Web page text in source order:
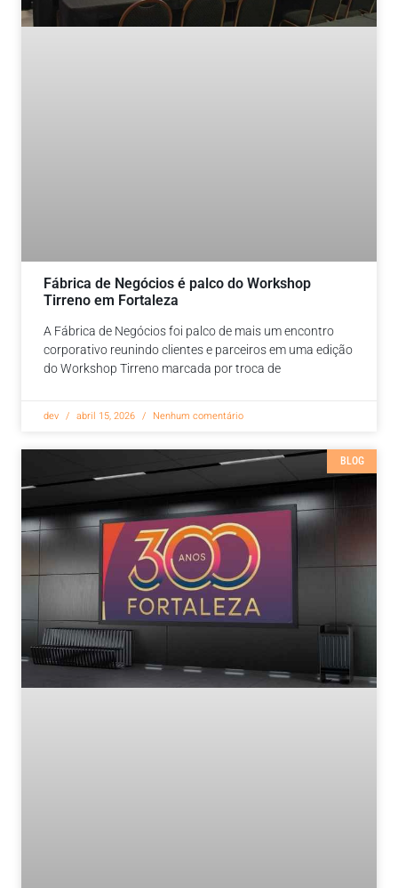
Fábrica de Negócios é palco do Workshop
Tirreno em Fortaleza
A Fábrica de Negócios foi palco de mais um encontro
corporativo reunindo clientes e parceiros em uma edição
do Workshop Tirreno marcada por troca de
dev abril 15, 2026 Nenhum comentário
BLOG